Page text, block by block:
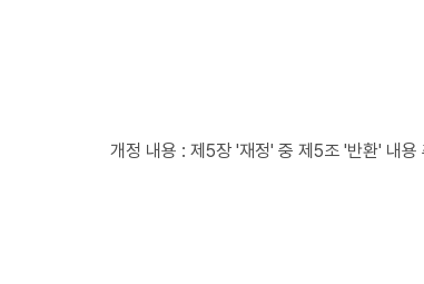
개정 내용 : 제5장 '재정' 중 제5조 '반환' 내용